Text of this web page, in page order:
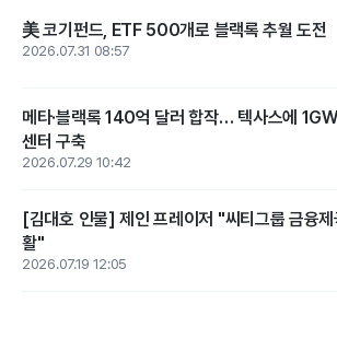
美 코기펀드, ETF 500개로 블랙록 추월 도전
2026.07.31 08:57
메타·블랙록 140억 달러 합작… 텍사스에
센터 구축
2026.07.29 10:42
[김대호 인물] 제인 프레이저 "씨티그룹 금융제
활"
2026.07.19 12:05